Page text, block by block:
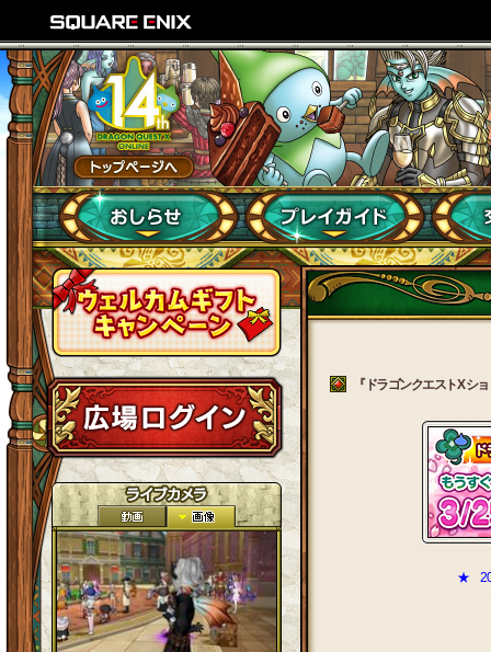
『ドラゴンクエストX シ
★